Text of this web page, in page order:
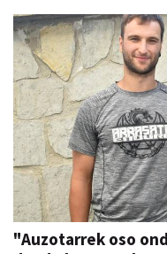
"Auzotarrek oso